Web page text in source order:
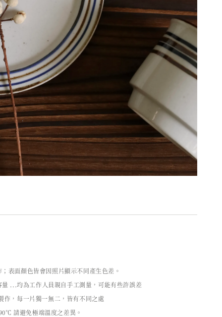
；表面顏色皆會因照片顯示不同產生色差。
量 ...均為工作人員親自手工測量，可能有些許誤差
作，每一片獨一無二，皆有不同之處
請避免極端溫度之差異。